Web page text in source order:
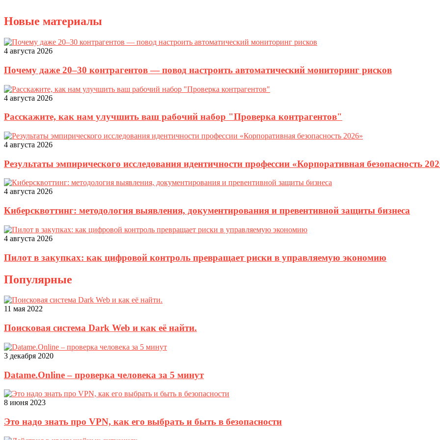
Новые материалы
4 августа 2026
Почему даже 20–30 контрагентов — повод настроить автоматический мониторинг рисков
4 августа 2026
Расскажите, как нам улучшить ваш рабочий набор "Проверка контрагентов"
4 августа 2026
Результаты эмпирического исследования идентичности профессии «Корпоративная безопасность
4 августа 2026
Киберсквоттинг: методология выявления, документирования и превентивной защиты бизнеса
4 августа 2026
Пилот в закупках: как цифровой контроль превращает риски в управляемую экономию
Популярные
11 мая 2022
Поисковая система Dark Web и как её найти.
3 декабря 2020
Datame.Online – проверка человека за 5 минут
8 июня 2023
Это надо знать про VPN, как его выбрать и быть в безопасности